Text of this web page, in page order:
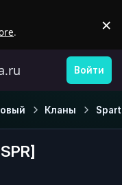
. ×
Войти
Кланы